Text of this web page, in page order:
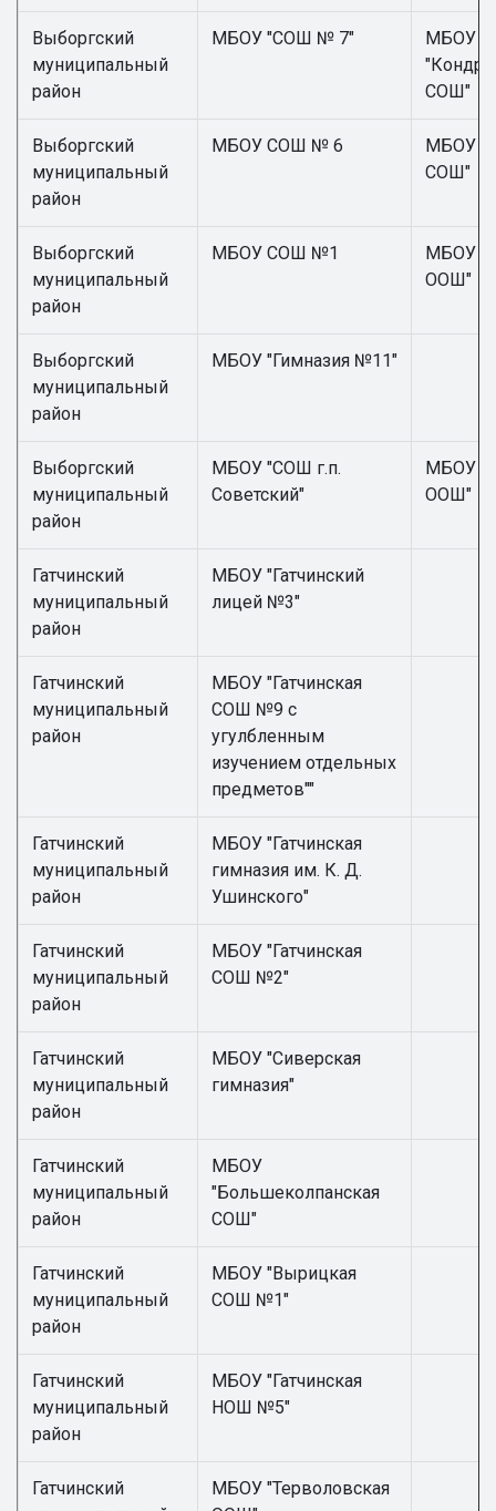
Выборгский
муниципальный
район
МБОУ "СОШ № 7"
МБОУ
СОШ"
Выборгский
муниципальный
район
МБОУ СОШ № 6
МБОУ
СОШ"
Выборгский
муниципальный
район
МБОУ СОШ №1
МБОУ
ООШ"
Выборгский
муниципальный
район
МБОУ "Гимназия №11"
Выборгский
муниципальный
район
МБОУ "СОШ г.п.
Советский"
МБОУ
ООШ"
Гатчинский
муниципальный
район
МБОУ "Гатчинский
лицей №3"
Гатчинский
муниципальный
район
МБОУ "Гатчинская
СОШ №9 с
угулбленным
изучением отдельных
предметов""
Гатчинский
муниципальный
район
МБОУ "Гатчинская
гимназия им. К. Д.
Ушинского"
Гатчинский
муниципальный
район
МБОУ "Гатчинская
СОШ №2"
Гатчинский
муниципальный
район
МБОУ "Сиверская
гимназия"
Гатчинский
муниципальный
район
МБОУ
"Большеколпанская
СОШ"
Гатчинский
муниципальный
район
МБОУ "Вырицкая
СОШ №1"
Гатчинский
муниципальный
район
МБОУ "Гатчинская
НОШ №5"
Гатчинский
МБОУ "Терволовская